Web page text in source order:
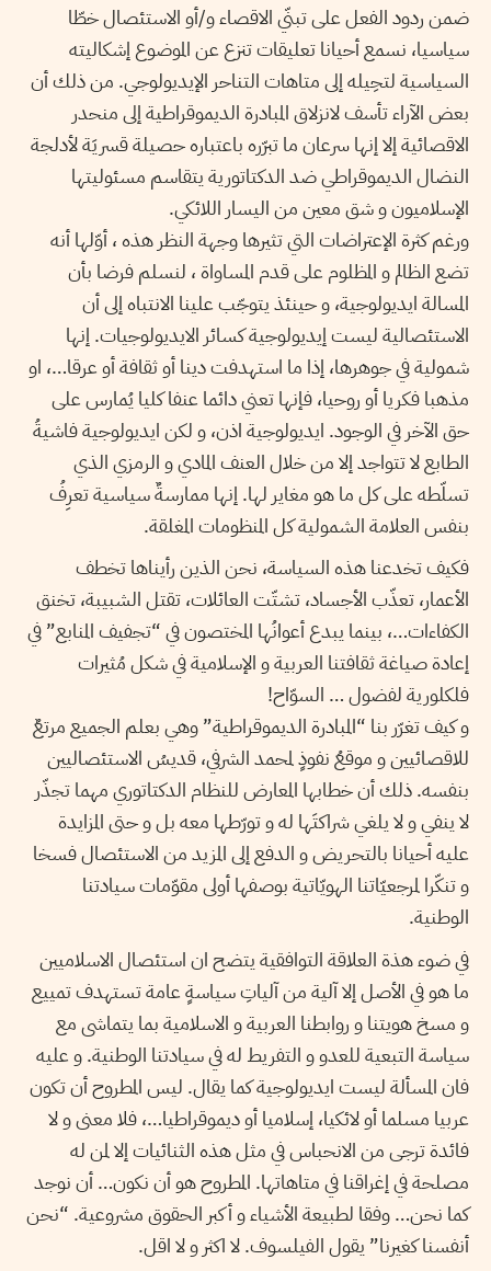
ضمن ردود الفعل على تبنّي الاقصاء و/أو الاستئصال خطّا
سياسيا، نسمع أحيانا تعليقات تنزع عن الموضوع إشكاليته
السياسية لتحِيله إلى متاهات التناحر الإيديولوجي. من ذلك أن
بعض الآراء تأسف لانزلاق المبادرة الديموقراطية إلى منحدر
الاقصائية إلا إنها سرعان ما تبرّره باعتباره حصيلة قسريَة لأدلجة
النضال الديموقراطي ضد الدكتاتورية يتقاسم مسئوليتها
الإسلاميون و شق معين من اليسار اللائكي.
ورغم كثرة الإعتراضات التي تثيرها وجهة النظر هذه ، أوّلها أنه
تضع الظالم و المظلوم على قدم المساواة ، لنسلم فرضا بأن
المسالة ايديولوجية، و حينئذ يتوجّب علينا الانتباه إلى أن
الاستئصالية ليست إيديولوجية كسائر الايديولوجيات. إنها
شمولية في جوهرها، إذا ما استهدفت دينا أو ثقافة أو عرقا…، او
مذهبا فكريا أو روحيا، فإنها تعني دائما عنفا كليا يُمارس على
حق الآخر في الوجود. ايديولوجية اذن، و لكن ايديولوجية فاشيةُ
الطابع لا تتواجد إلا من خلال العنف المادي و الرمزي الذي
تسلّطه على كل ما هو مغاير لها. إنها ممارسةٌ سياسية تعرِفُ
بنفس العلامة الشمولية كل المنظومات المغلقة.
فكيف تخدعنا هذه السياسة، نحن الذين رأيناها تخطف
الأعمار، تعذّب الأجساد، تشتّت العائلات، تقتل الشبيبة، تخنق
الكفاءات…، بينما يبدع أعوانُها المختصون في “تجفيف المنابع” في
إعادة صياغة ثقافتنا العربية و الإسلامية في شكل مُثيرات
فلكلورية لفضول … السوّاح!
و كيف تغرّر بنا “المبادرة الديموقراطية” وهي بعلم الجميع مرتعٌ
للاقصائيين و موقعُ نفوذٍ لمحمد الشرفي، قديسُ الاستئصاليين
بنفسه. ذلك أن خطابها المعارض للنظام الدكتاتوري مهما تجذّر
لا ينفي و لا يلغي شراكتَها له و تورّطها معه بل و حتى المزايدة
عليه أحيانا بالتحريض و الدفع إلى المزيد من الاستئصال فسخا
و تنكّرا لمرجعيّاتنا الهويّاتية بوصفها أولى مقوّمات سيادتنا
الوطنية.
في ضوء هذة العلاقة التوافقية يتضح ان استئصال الاسلاميين
ما هو في الأصل إلا آلية من آلياتِ سياسةٍ عامة تستهدف تمييع
و مسخ هويتنا و روابطنا العربية و الاسلامية بما يتماشى مع
سياسة التبعية للعدو و التفريط له في سيادتنا الوطنية. و عليه
فان المسألة ليست ايديولوجية كما يقال. ليس المطروح أن تكون
عربيا مسلما أو لائكيا، إسلاميا أو ديموقراطيا…، فلا معنى و لا
فائدة ترجى من الانحباس في مثل هذه الثنائيات إلا لمن له
مصلحة في إغراقنا في متاهاتها. المطروح هو أن نكون… أن نوجد
كما نحن… وفقا لطبيعة الأشياء و أكبر الحقوق مشروعية. “نحن
أنفسنا كغيرنا” يقول الفيلسوف. لا اكثر و لا اقل.